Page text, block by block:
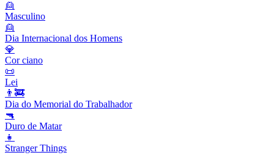
👱
Masculino
👱
Dia Internacional dos Homens
💎
Cor ciano
📜
Lei
👨‍🚒
Dia do Memorial do Trabalhador
🔫
Duro de Matar
👧
Stranger Things